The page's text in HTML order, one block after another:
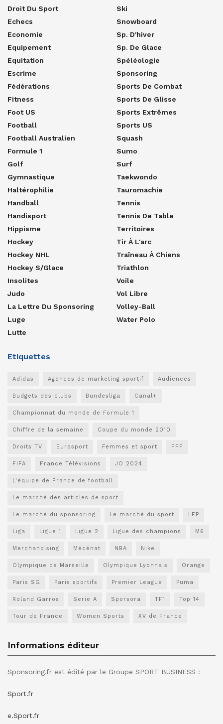
Droit Du Sport
Echecs
Economie
Equipement
Equitation
Escrime
Fédérations
Fitness
Foot US
Football
Football Australien
Formule 1
Golf
Gymnastique
Haltérophilie
Handball
Handisport
Hippisme
Hockey
Hockey NHL
Hockey S/glace
Insolites
Judo
La Lettre Du Sponsoring
Luge
Lutte
Ski
Snowboard
Sp. D'hiver
Sp. De Glace
Spéléologie
Sponsoring
Sports De Combat
Sports De Glisse
Sports Extrêmes
Sports US
Squash
Sumo
Surf
Taekwondo
Tauromachie
Tennis
Tennis De Table
Territoires
Tir À L'arc
Traîneau À Chiens
Triathlon
Voile
Vol Libre
Volley-Ball
Water Polo
Etiquettes
Adidas Agences de marketing sportif Audiences
Budgets des clubs Bundesliga Canal+
Championnat du monde de Formule 1
Chiffre de la semaine Coupe du monde 2010
Droits TV Eurosport Femmes et sport FFF
FIFA France Télévisions JO 2024
L'équipe de France de football
Le marché des articles de sport
Le marché du sponsoring Le marché du sport LFP
Liga Ligue 1 Ligue 2 Ligue des champions M6
Merchandising Mécénat NBA Nike
Olympique de Marseille Olympique Lyonnais Orange
Paris SG Paris sportifs Premier League Puma
Roland Garros Serie A Sporsora TF1 Top 14
Tour de France Women Sports XV de France
Informations éditeur
Sponsoring.fr est édité par le Groupe SPORT BUSINESS :
Sport.fr
e.Sport.fr